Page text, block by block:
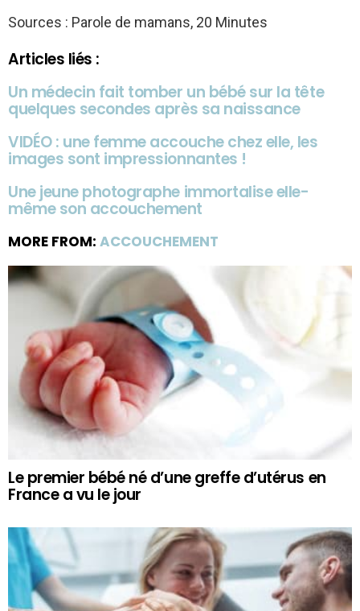
Sources : Parole de mamans, 20 Minutes
Articles liés :
Un médecin fait tomber un bébé sur la tête
quelques secondes après sa naissance
VIDÉO : une femme accouche chez elle, les
images sont impressionnantes !
Une jeune photographe immortalise elle-
même son accouchement
MORE FROM: ACCOUCHEMENT
Le premier bébé né d’une greffe d’utérus en
France a vu le jour